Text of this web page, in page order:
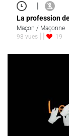
|
La profession
Maçon / Maçonne
98 vues
19